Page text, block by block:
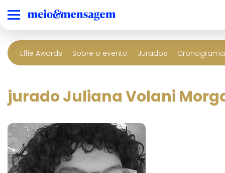
Effie Awards Sobre o evento Jurados
jurado Juliana Volani